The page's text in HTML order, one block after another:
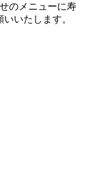
のメニューに寿
いたします。